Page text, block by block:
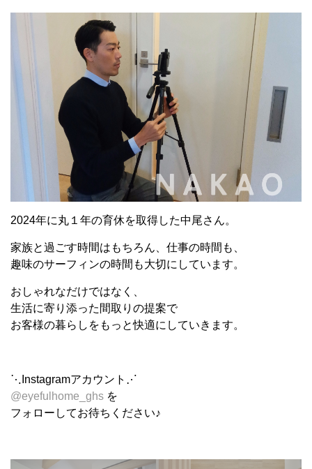
2024年に丸１年の育休を取得した中尾さん。
家族と過ごす時間はもちろん、仕事の時間も、
趣味のサーフィンの時間も大切にしています。
おしゃれなだけではなく、
生活に寄り添った間取りの提案で
お客様の暮らしをもっと快適にしていきます。
⋱Instagramアカウント⋰
@eyefulhome_ghs を
フォローしてお待ちください♪